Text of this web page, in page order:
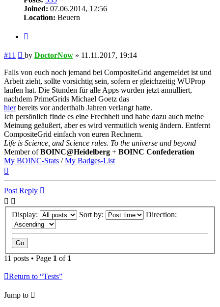
Joined: 07.06.2014, 12:56
Location: Beuern
#11 Post
by DoctorNow » 11.11.2017, 19:14
Falls von euch noch jemand bei CompositeGrid angemeldet ist und
Arbeit zieht, sollte vorsichtig sein, sofern er gleichzeitig WUProp
laufen hat. Die Stunden für alle Apps wurden jetzt annulliert,
nachdem PrimeGrids Michael Goetz das
hierbereits vor anderthalb Jahren verlangt hatte.
Ich persönlich finde es eine Frechheit und habe dazu auch meine
Meinung geäußert, aber es wird vermutlich wenig ändern. Entfernt
CompositeGrid einfach von euren Rechnern.
Life is Science, and Science rules. To the universe and beyond
Member ofBOINC@Heidelberg + BOINC Confederation
My BOINC-Stats /My Badges-List
Post Reply
Display: Sort by: Direction:
11 posts • Page 1 of 1
Return to “Tests”
Jump to